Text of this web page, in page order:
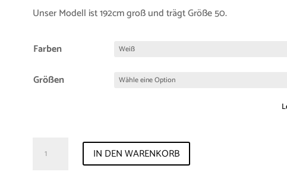
Unser Modell ist 192cm groß und trägt Größe 50.
Farben
Größen
"Jürgen"
IN DEN WARENKORB